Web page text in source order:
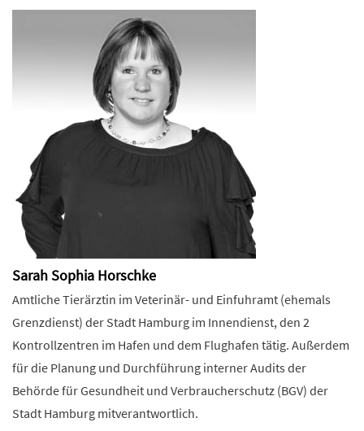
Sarah Sophia Horschke
Amtliche Tierärztin im Veterinär- und Einfuhramt (ehemals
Grenzdienst) der Stadt Hamburg im Innendienst, den 2
Kontrollzentren im Hafen und dem Flughafen tätig. Außerdem
für die Planung und Durchführung interner Audits der
Behörde für Gesundheit und Verbraucherschutz (BGV) der
Stadt Hamburg mitverantwortlich.